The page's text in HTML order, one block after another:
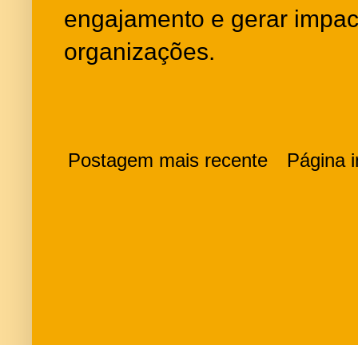
engajamento e gerar
organizações.
Postagem mais recente Página